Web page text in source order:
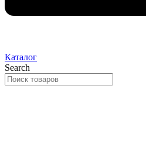
Каталог
Search